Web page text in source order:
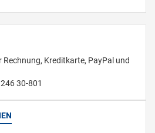
Rechnung, Kreditkarte, PayPal und
30-801